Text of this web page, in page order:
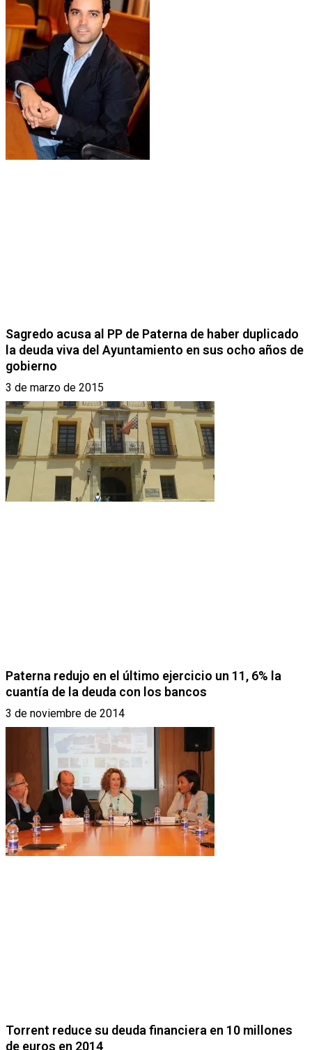
Sagredo acusa al PP de Paterna de haber duplicado
la deuda viva del Ayuntamiento en sus ocho años de
gobierno
3 de marzo de 2015
Paterna redujo en el último ejercicio un 11, 6% la
cuantía de la deuda con los bancos
3 de noviembre de 2014
Torrent reduce su deuda financiera en 10 millones
de euros en 2014